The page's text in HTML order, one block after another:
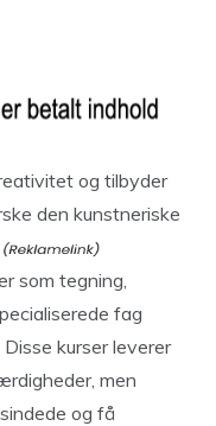
og tilbyder
den kunstneriske
som tegning,
fag
kurser leverer
men
og få